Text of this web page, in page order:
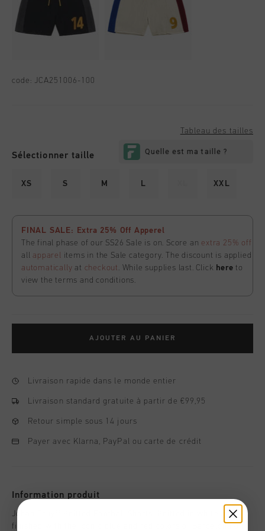
code: JCA251006-100
Sélectionner taille
Tableau des tailles
XS S M L XXL
FINAL SALE: Extra 25% Off Apperel
The final phase of our SS26 Sale is on. Score an extra 25% off
allapparel items in the Sale category. The discount is applied
automatically at checkout . While supplies last. Click here to
view the terms and conditions.
AJOUTER AU PANIER
Livraison rapide dans le monde entier
Livraison standard gratuite à partir de €99,95
Retour simple sous 14 jours
Payer avec Klarna, PayPal ou carte de crédit
Information produit
Johan Cruyff Knitted Football Shorts. Knitted in white and
finished with the iconic blue and red colors of Barcelona on